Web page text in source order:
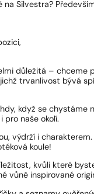
Silvestra?
důležitá – chceme
trvanlivost bývá
když se chystáme
pro naše okolí.
výdrží i
koule!
kvůli které
vůně inspirované